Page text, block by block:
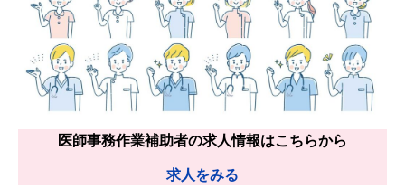
医師事務作業補助者の求人情報はこちらから
求人をみる